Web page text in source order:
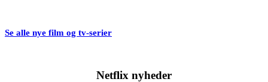
Se alle nye film og tv-serier
Netflix nyheder